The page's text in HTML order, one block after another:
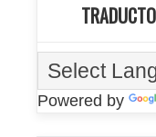
Powered by